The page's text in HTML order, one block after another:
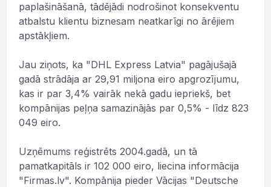
paplašināšanā, tādējādi nodrošinot konsekventu
atbalstu klientu biznesam neatkarīgi no ārējiem
apstākļiem.
Jau ziņots, ka "DHL Express Latvia" pagājušajā
gadā strādāja ar 29,91 miljona eiro apgrozījumu,
kas ir par 3,4% vairāk nekā gadu iepriekš, bet
kompānijas peļņa samazinājās par 0,5% - līdz 823
049 eiro.
Uzņēmums reģistrēts 2004.gadā, un tā
pamatkapitāls ir 102 000 eiro, liecina informācija
"Firmas.lv". Kompānija pieder Vācijas "Deutsche